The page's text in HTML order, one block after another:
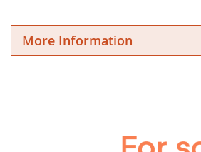
More Information